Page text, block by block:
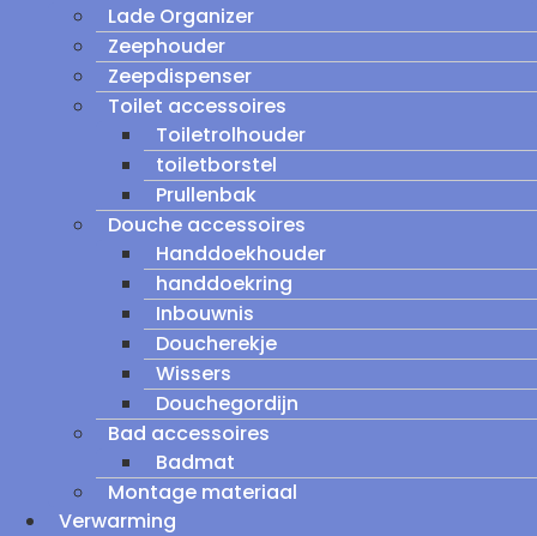
Lade Organizer
Zeephouder
Zeepdispenser
Toilet accessoires
Toiletrolhouder
toiletborstel
Prullenbak
Douche accessoires
Handdoekhouder
handdoekring
Inbouwnis
Doucherekje
Wissers
Douchegordijn
Bad accessoires
Badmat
Montage materiaal
Verwarming